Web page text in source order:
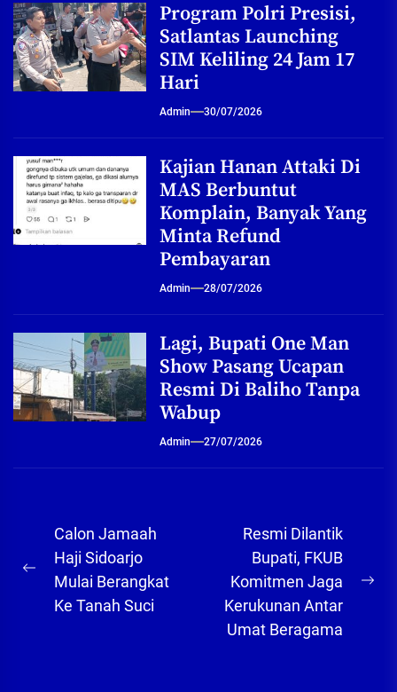
Program Polri Presisi,
Satlantas Launching
SIM Keliling 24 Jam 17
Hari
Admin 30/07/2026
Kajian Hanan Attaki Di
MAS Berbuntut
Komplain, Banyak Yang
Minta Refund
Pembayaran
Admin 28/07/2026
Lagi, Bupati One Man
Show Pasang Ucapan
Resmi Di Baliho Tanpa
Wabup
Admin 27/07/2026
Navigasi
pos
Previous
post:
Calon Jamaah
Haji Sidoarjo
Mulai Berangkat
Ke Tanah Suci
Resmi Dilantik
Bupati, FKUB
Komitmen Jaga
Kerukunan Antar
Umat Beragama